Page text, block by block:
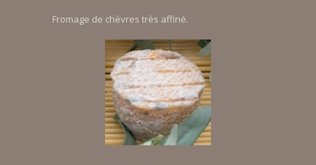
Fromage de chèvres très affiné.